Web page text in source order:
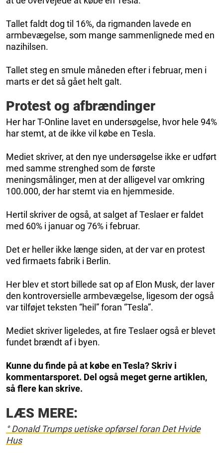
Tallet faldt dog til 16%, da rigmanden lavede en
armbevægelse, som mange sammenlignede med en
nazihilsen.
Tallet steg en smule måneden efter i februar, men i
marts er det så gået helt galt.
Protest og afbrændinger
Her har T-Online lavet en undersøgelse, hvor hele 94%
har stemt, at de ikke vil købe en Tesla.
Mediet skriver, at den nye undersøgelse ikke er udført
med samme strenghed som de første
meningsmålinger, men at der alligevel var omkring
100.000, der har stemt via en hjemmeside.
Hertil skriver de også, at salget af Teslaer er faldet
med 60% i januar og 76% i februar.
Det er heller ikke længe siden, at der var en protest
ved firmaets fabrik i Berlin.
Her blev et stort billede sat op af Elon Musk, der laver
den kontroversielle armbevægelse, ligesom der også
var tilføjet teksten “heil” foran “Tesla”.
Mediet skriver ligeledes, at fire Teslaer også er blevet
fundet brændt af i byen.
Kunne du finde på at købe en Tesla? Skriv i
kommentarsporet. Del også meget gerne artiklen,
så flere kan skrive.
LÆS MERE:
° Donald Trumps uetiske opførsel foran Det Hvide
Hus